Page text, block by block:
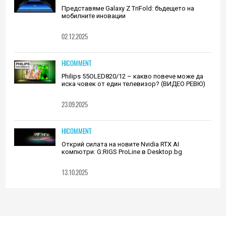
Представяме Galaxy Z TriFold: бъдещето на
мобилните иновации
02.12.2025
HICOMMENT
Philips 55OLED820/12 – какво повече може да
иска човек от един телевизор? (ВИДЕО РЕВЮ)
23.09.2025
HICOMMENT
Открий силата на новите Nvidia RTX AI
компютри: G:RIGS ProLine в Desktop.bg
13.10.2025